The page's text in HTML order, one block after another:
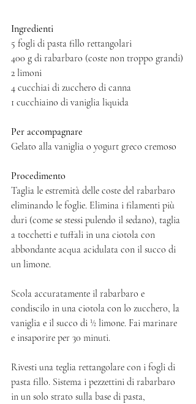
Ingredienti
5 fogli di pasta fillo rettangolari
400 g di rabarbaro (coste non troppo grandi)
2 limoni
4 cucchiai di zucchero di canna
1 cucchiaino di vaniglia liquida
Per accompagnare
Gelato alla vaniglia o yogurt greco cremoso
Procedimento
Taglia le estremità delle coste del rabarbaro
eliminando le foglie. Elimina i filamenti più
duri (come se stessi pulendo il sedano), taglia
a tocchetti e tuffali in una ciotola con
abbondante acqua acidulata con il succo di
un limone.
Scola accuratamente il rabarbaro e
condiscilo in una ciotola con lo zucchero, la
vaniglia e il succo di ½ limone. Fai marinare
e insaporire per 30 minuti.
Rivesti una teglia rettangolare con i fogli di
pasta fillo. Sistema i pezzettini di rabarbaro
in un solo strato sulla base di pasta,